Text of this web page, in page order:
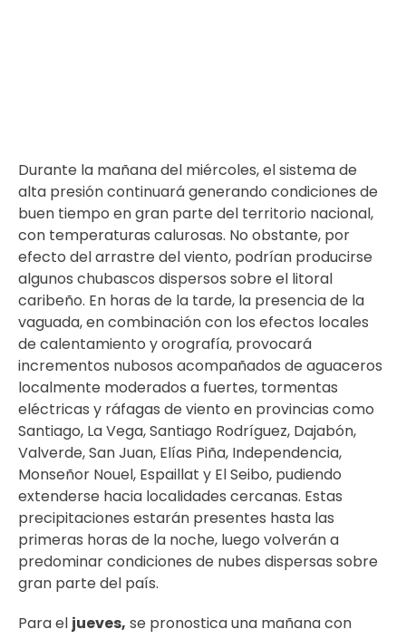
Durante la mañana del miércoles, el sistema de
alta presión continuará generando condiciones de
buen tiempo en gran parte del territorio nacional,
con temperaturas calurosas. No obstante, por
efecto del arrastre del viento, podrían producirse
algunos chubascos dispersos sobre el litoral
caribeño. En horas de la tarde, la presencia de la
vaguada, en combinación con los efectos locales
de calentamiento y orografía, provocará
incrementos nubosos acompañados de aguaceros
localmente moderados a fuertes, tormentas
eléctricas y ráfagas de viento en provincias como
Santiago, La Vega, Santiago Rodríguez, Dajabón,
Valverde, San Juan, Elías Piña, Independencia,
Monseñor Nouel, Espaillat y El Seibo, pudiendo
extenderse hacia localidades cercanas. Estas
precipitaciones estarán presentes hasta las
primeras horas de la noche, luego volverán a
predominar condiciones de nubes dispersas sobre
gran parte del país.
Para el jueves, se pronostica una mañana con